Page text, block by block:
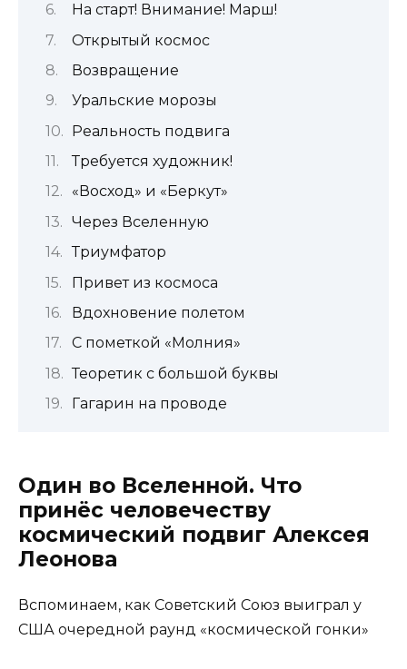
На старт! Внимание! Марш!
Открытый космос
Возвращение
Уральские морозы
Реальность подвига
Требуется художник!
«Восход» и «Беркут»
Через Вселенную
Триумфатор
Привет из космоса
Вдохновение полетом
С пометкой «Молния»
Теоретик с большой буквы
Гагарин на проводе
Один во Вселенной. Что
принёс человечеству
космический подвиг Алексея
Леонова
Вспоминаем, как Советский Союз выиграл у
США очередной раунд «космической гонки»